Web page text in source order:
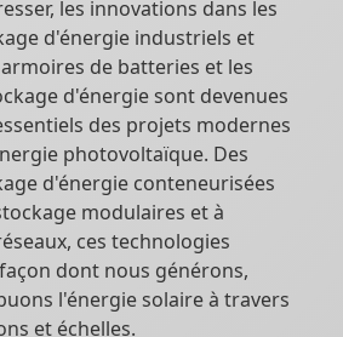
les innovations dans les
d'énergie industriels et
de batteries et les
d'énergie sont devenues
des projets modernes
photovoltaïque. Des
d'énergie conteneurisées
modulaires et à
ces technologies
dont nous générons,
l'énergie solaire à travers
et échelles.